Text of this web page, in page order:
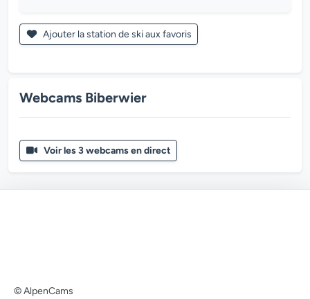
Ajouter la station de ski aux favoris
Webcams Biberwier
Voir les 3 webcams en direct
© AlpenCams